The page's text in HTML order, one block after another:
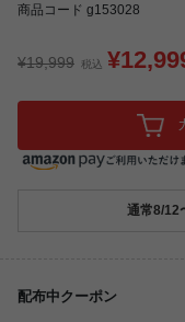
商品コード g153028
¥19,999 税込
通常8/12
配布中クーポン